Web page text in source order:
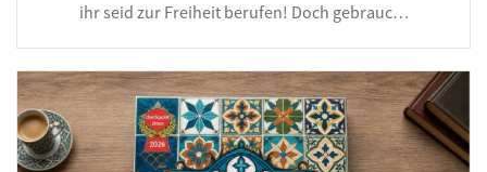
ihr seid zur Freiheit berufen! Doch gebrauc…